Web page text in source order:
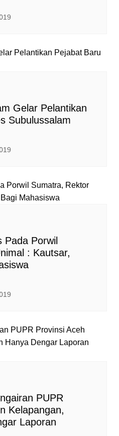
Gelar Pelantikan
Subulussalam
Pada Porwil
: Kautsar,
PUPR
Kelapangan,
Laporan